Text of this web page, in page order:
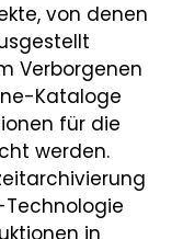
von denen
Verborgenen
Kataloge
für die
werden.